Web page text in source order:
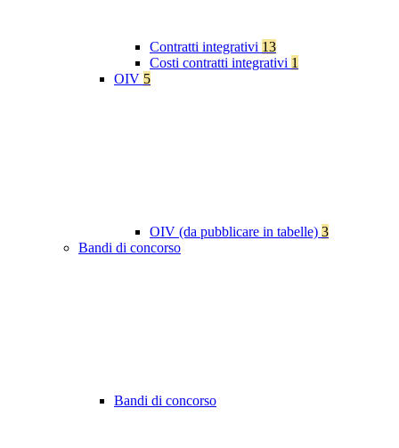
Contratti integrativi 13
Costi contratti integrativi 1
OIV 5
OIV (da pubblicare in tabelle) 3
Bandi di concorso
Bandi di concorso